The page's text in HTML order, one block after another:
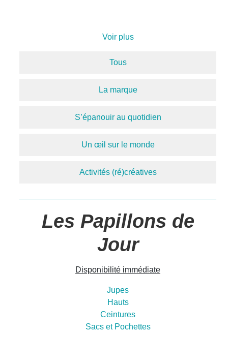
Voir plus
Tous
La marque
S’épanouir au quotidien
Un œil sur le monde
Activités (ré)créatives
Les Papillons de
Jour
Disponibilité immédiate
Jupes
Hauts
Ceintures
Sacs et Pochettes